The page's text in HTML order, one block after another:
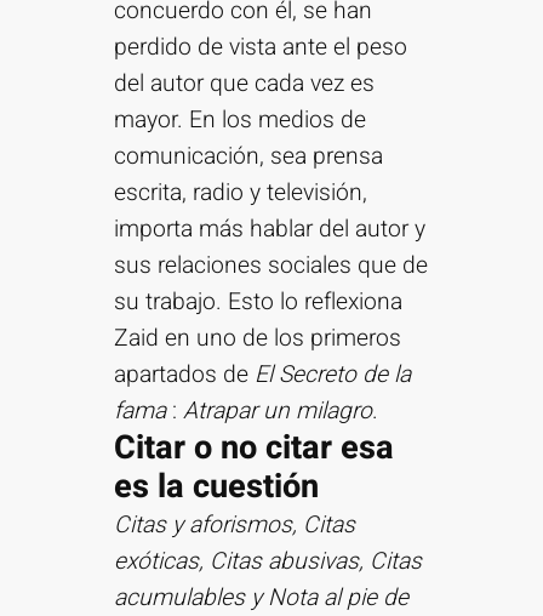
concuerdo con él, se han
perdido de vista ante el peso
del autor que cada vez es
mayor. En los medios de
comunicación, sea prensa
escrita, radio y televisión,
importa más hablar del autor y
sus relaciones sociales que de
su trabajo. Esto lo reflexiona
Zaid en uno de los primeros
apartados de El Secreto de la
fama:Atrapar un milagro.
Citar o no citar esa
es la cuestión
Citas y aforismos, Citas
exóticas, Citas abusivas, Citas
acumulables y Nota al pie de